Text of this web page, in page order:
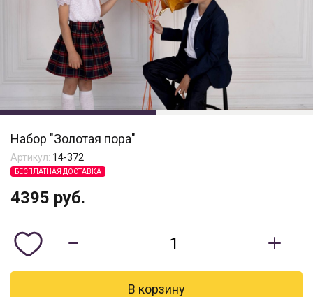
Набор "Золотая пора"
Артикул: 14-372
БЕСПЛАТНАЯ ДОСТАВКА
4395 руб.